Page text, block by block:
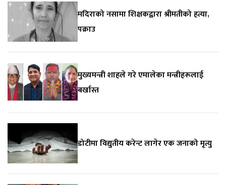
मदिराको नसामा शिक्षकद्वारा श्रीमतीको हत्या,
पक्राउ
मुख्यमन्त्री शाहले गरे एमालेका मन्त्रीहरूलाई
बर्खास्त
डोटीमा विद्युतीय करेन्ट लागेर एक जनाको मृत्यु